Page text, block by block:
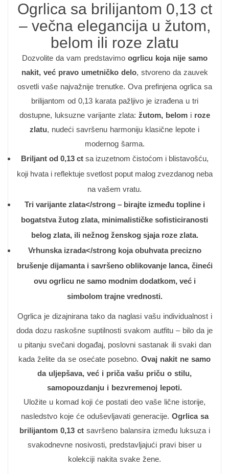
Ogrlica sa brilijantom 0,13 ct
– večna elegancija u žutom,
belom ili roze zlatu
Dozvolite da vam predstavimo ogrlicu koja nije samo
nakit, već pravo umetničko delo, stvoreno da zauvek
osvetli vaše najvažnije trenutke. Ova prefinjena ogrlica sa
brilijantom od 0,13 karata pažljivo je izrađena u tri
dostupne, luksuzne varijante zlata: žutom, belomi roze
zlatu, nudeći savršenu harmoniju klasične lepote i
modernog šarma.
Briljant od 0,13 ctsa izuzetnom čistoćom i blistavošću,
koji hvata i reflektuje svetlost poput malog zvezdanog neba
na vašem vratu.
Tri varijante zlata</strong – birajte između topline i
bogatstva žutog zlata, minimalističke sofisticiranosti
belog zlata, ili nežnog ženskog sjaja roze zlata.
Vrhunska izrada</strong koja obuhvata precizno
brušenje dijamanta i savršeno oblikovanje lanca, čineći
ovu ogrlicu ne samo modnim dodatkom, već i
simbolom trajne vrednosti.
Ogrlica je dizajnirana tako da naglasi vašu individualnost i
doda dozu raskošne suptilnosti svakom autfitu – bilo da je
u pitanju svečani događaj, poslovni sastanak ili svaki dan
kada želite da se osećate posebno. Ovaj nakit ne samo
da uljepšava, već i priča vašu priču o stilu,
samopouzdanju i bezvremenoj lepoti.
Uložite u komad koji će postati deo vaše lične istorije,
nasledstvo koje će oduševljavati generacije. Ogrlica sa
brilijantom 0,13 ctsavršeno balansira između luksuza i
svakodnevne nosivosti, predstavljajući pravi biser u
kolekciji nakita svake žene.